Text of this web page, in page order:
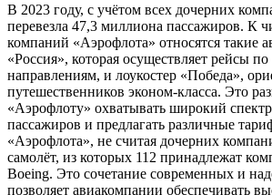
В 2023 году, с учётом всех дочерних
перевезла 47,3 миллиона пассажиров. К
компаний «Аэрофлота» относятся такие
«Россия», которая осуществляет рейсы
направлениям, и лоукостер «Победа»,
путешественников эконом-класса. Это
«Аэрофлоту» охватывать широкий
пассажиров и предлагать различные
«Аэрофлота», не считая дочерних
самолёт, из которых 112 принадлежат
Boeing. Это сочетание современных и
позволяет авиакомпании обеспечивать